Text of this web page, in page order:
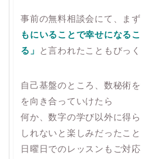
事前の無料相談会にて、ま
もにいることで幸せになる
る」
と言われたこともびっ
自己基盤のところ、数秘術
を向き合っていけたら
何か、数字の学び以外に得
しれないと楽しみだったこと
日曜日でのレッスンもご対